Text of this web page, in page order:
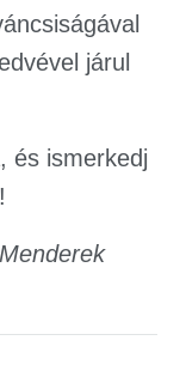
járul
és ismerkedj